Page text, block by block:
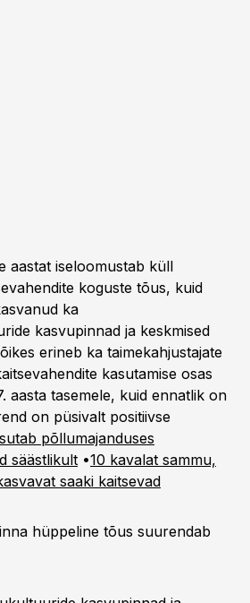
aastat iseloomustab küll
koguste tõus, kuid
ka
kasvupinnad ja keskmised
erineb ka taimekahjustajate
kasutamise osas
aasta tasemele, kuid ennatlik on
on püsivalt positiivse
põllumajanduses
säästlikult •10 kavalat sammu,
saaki kaitsevad
hüppeline tõus suurendab